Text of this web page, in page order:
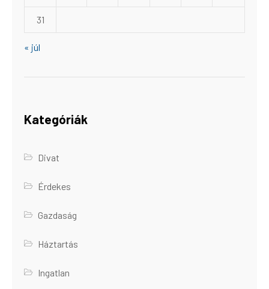
31
« júl
Kategóriák
Divat
Érdekes
Gazdaság
Háztartás
Ingatlan